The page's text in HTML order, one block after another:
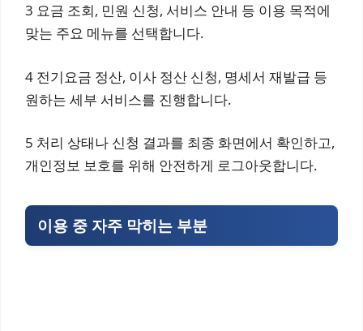
3 요금 조회, 민원 신청, 서비스 안내 등 이용 목적에
맞는 주요 메뉴를 선택합니다.
4 전기요금 정산, 이사 정산 신청, 명세서 재발급 등
원하는 세부 서비스를 진행합니다.
5 처리 상태나 신청 결과를 최종 화면에서 확인하고,
개인정보 보호를 위해 안전하게 로그아웃합니다.
이용 중 자주 막히는 부분